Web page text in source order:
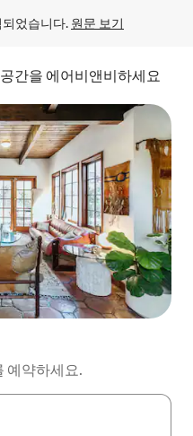
었습니다. 원문 보기
간을 에어비앤비하세요
예약하세요.
사용하거나 터치 또는 스와이